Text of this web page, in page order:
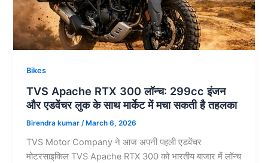
Bikes
TVS Apache RTX 300 लॉन्च: 299cc इंजन
और एडवेंचर लुक के साथ मार्केट में मचा सकती है तहलका
Birendra kumar /March 6, 2026
TVS Motor Company ने आज अपनी पहली एडवेंचर
मोटरसाइकिल TVS Apache RTX 300 को भारतीय बाजार में लॉन्च